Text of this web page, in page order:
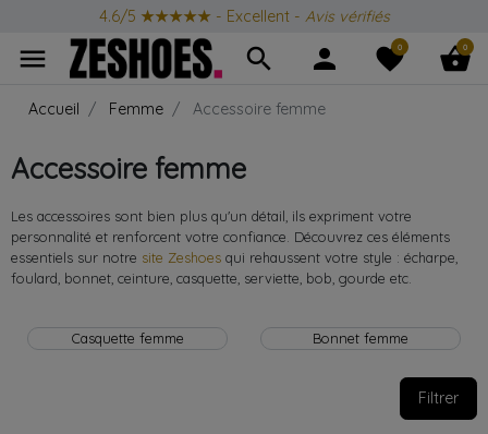
4.6/5 ★★★★★ - Excellent - Avis vérifiés
menu search person favorite
0 shopping_basket
0
Accueil Femme Accessoire femme
Accessoire femme
Les accessoires sont bien plus qu'un détail, ils expriment votre
personnalité et renforcent votre confiance. Découvrez ces éléments
essentiels sur notre site Zeshoes qui rehaussent votre style : écharpe,
foulard, bonnet, ceinture, casquette, serviette, bob, gourde etc.
Casquette femme Bonnet femme
Filtrer